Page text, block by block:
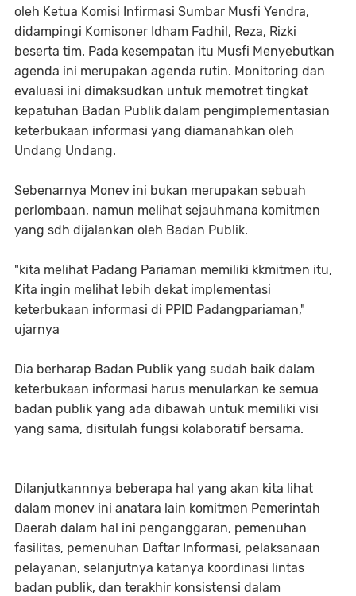
oleh Ketua Komisi Infirmasi Sumbar Musfi Yendra,
didampingi Komisoner Idham Fadhil, Reza, Rizki
beserta tim. Pada kesempatan itu Musfi Menyebutkan
agenda ini merupakan agenda rutin. Monitoring dan
evaluasi ini dimaksudkan untuk memotret tingkat
kepatuhan Badan Publik dalam pengimplementasian
keterbukaan informasi yang diamanahkan oleh
Undang Undang.
Sebenarnya Monev ini bukan merupakan sebuah
perlombaan, namun melihat sejauhmana komitmen
yang sdh dijalankan oleh Badan Publik.
"kita melihat Padang Pariaman memiliki kkmitmen itu,
Kita ingin melihat lebih dekat implementasi
keterbukaan informasi di PPID Padangpariaman,"
ujarnya
Dia berharap Badan Publik yang sudah baik dalam
keterbukaan informasi harus menularkan ke semua
badan publik yang ada dibawah untuk memiliki visi
yang sama, disitulah fungsi kolaboratif bersama.
Dilanjutkannnya beberapa hal yang akan kita lihat
dalam monev ini anatara lain komitmen Pemerintah
Daerah dalam hal ini penganggaran, pemenuhan
fasilitas, pemenuhan Daftar Informasi, pelaksanaan
pelayanan, selanjutnya katanya koordinasi lintas
badan publik, dan terakhir konsistensi dalam